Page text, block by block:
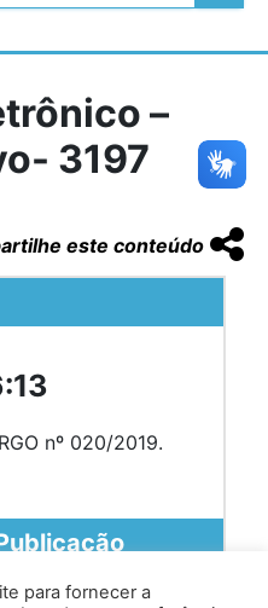
–
3197
este conteúdo
nº 020/2019.
para fornecer a